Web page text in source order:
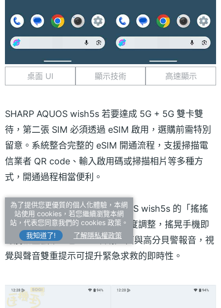
桌面 UI 顯示技術 高速顯示
SHARP AQUOS wish5s 若要達成 5G + 5G 雙卡雙
待，第二張 SIM 必須透過 eSIM 啟用，選購前需特別
留意。系統整合完整的 eSIM 開通流程，支援掃描電
信業者 QR code、輸入啟用碼或掃描相片等多種方
式，開通過程相當便利。
在安全防護方面，SHARP AQUOS wish5s 的「搖搖
防護」提供低、中、高三段靈敏度調整，搖晃手機即
可觸發全螢幕紅色 SOS 警報畫面與高分貝警報音，視
覺與聲音雙重提示可提升緊急求救的即時性。
為了提供您更優質的個人化體驗，本網
站使用 cookies，若您繼續瀏覽本網
站，代表您同意我們的 cookies 政策。
我知道了!
了解隱私權政策